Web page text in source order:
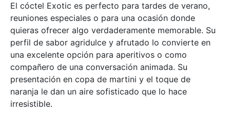
El cóctel Exotic es perfecto para tardes de verano,
reuniones especiales o para una ocasión donde
quieras ofrecer algo verdaderamente memorable. Su
perfil de sabor agridulce y afrutado lo convierte en
una excelente opción para aperitivos o como
compañero de una conversación animada. Su
presentación en copa de martini y el toque de
naranja le dan un aire sofisticado que lo hace
irresistible.